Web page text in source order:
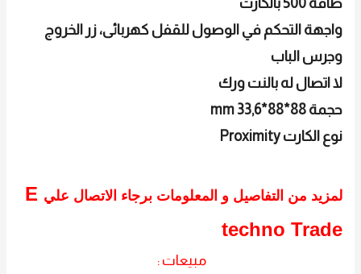
طاقة 500 بالكارت
واجهة التحكم في الوصول للقفل كهربائى، زر الخروج
وجرس الباب
لا اتصال له بالنت ورك
حجمة 88*88*33,6 mm
نوع الكارت Proximity
لمزيد من التفاصيل و المعلومات برجاء الاتصال علي E
techno Trade
مبيعات :